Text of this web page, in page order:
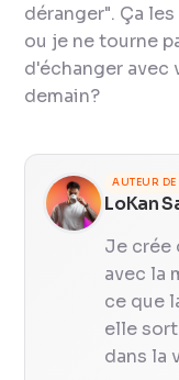
déranger". Ça
ou je ne tourne
d'échanger avec
demain?
AUTEUR
LoKan
Je crée
avec la
ce que
elle
dans la